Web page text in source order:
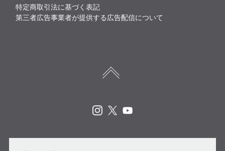
特定商取引法に基づく表記
第三者広告事業者が提供する広告配信について